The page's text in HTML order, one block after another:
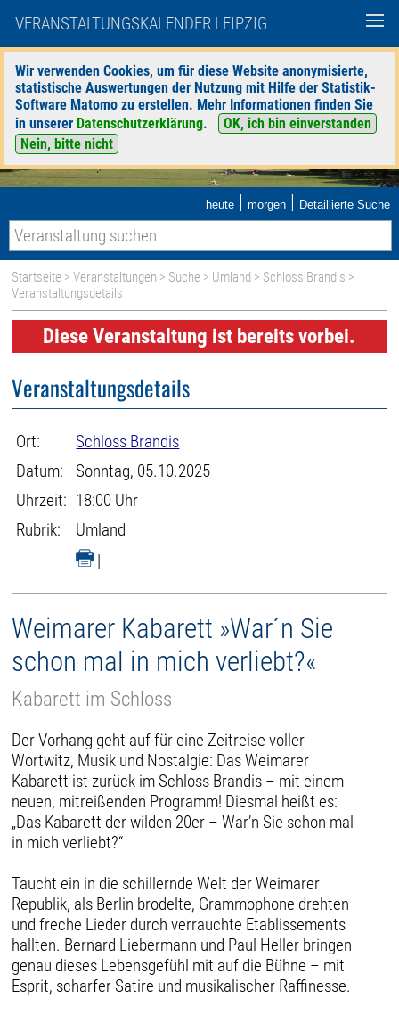
VERANSTALTUNGSKALENDER LEIPZIG
Wir verwenden Cookies, um für diese Website anonymisierte,
statistische Auswertungen der Nutzung mit Hilfe der Statistik-
Software Matomo zu erstellen. Mehr Informationen finden Sie
in unserer Datenschutzerklärung.
OK, ich bin einverstanden
Nein, bitte nicht
heute | morgen | Detaillierte Suche
Startseite >Veranstaltungen > Suche > Umland > Schloss Brandis >
Veranstaltungsdetails
Diese Veranstaltung ist bereits vorbei.
Veranstaltungsdetails
Ort:
Schloss Brandis
Datum:
Sonntag, 05.10.2025
Uhrzeit: 18:00 Uhr
Rubrik:
Umland
|
Weimarer Kabarett »War´n Sie
schon mal in mich verliebt?«
Kabarett im Schloss
Der Vorhang geht auf für eine Zeitreise voller
Wortwitz, Musik und Nostalgie: Das Weimarer
Kabarett ist zurück im Schloss Brandis – mit einem
neuen, mitreißenden Programm! Diesmal heißt es:
„Das Kabarett der wilden 20er – War’n Sie schon mal
in mich verliebt?“
Taucht ein in die schillernde Welt der Weimarer
Republik, als Berlin brodelte, Grammophone drehten
und freche Lieder durch verrauchte Etablissements
hallten. Bernard Liebermann und Paul Heller bringen
genau dieses Lebensgefühl mit auf die Bühne – mit
Esprit, scharfer Satire und musikalischer Raffinesse.